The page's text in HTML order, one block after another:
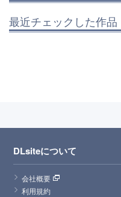
最近チェックした作品
DLsiteについて
会社概要
利用規約